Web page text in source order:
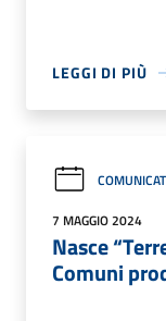
LEGGI DI PIÙ
7 MAGGIO 2024
Nasce
Comuni